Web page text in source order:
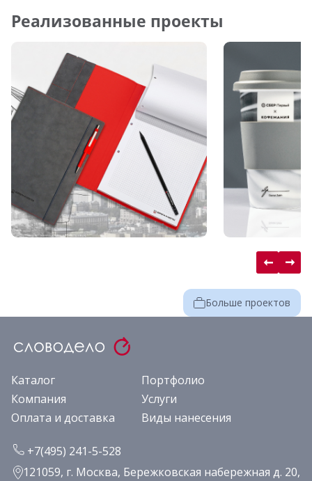
Реализованные проекты
Больше проектов
Каталог
Портфолио
Компания
Услуги
Оплата и доставка
Виды нанесения
+7(495) 241-5-528
121059, г. Москва, Бережковская набережная д. 20,